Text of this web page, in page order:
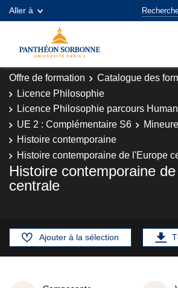
Aller à
Offre de formation Catalogue des
Licence Philosophie
Licence Philosophie parcours
UE 2 : Complémentaire S6
Histoire contemporaine
Histoire contemporaine de l'Europe
Histoire contemporaine
centrale
Ajouter à la sélection